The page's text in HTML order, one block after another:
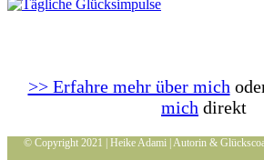
>> Erfahre mehr über mich
mich direkt
© Copyright 2021 | Heike Adami | Autorin &